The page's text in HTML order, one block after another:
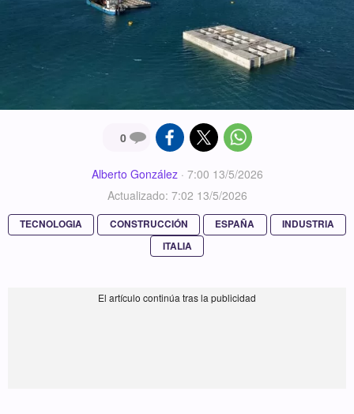
0
Alberto González· 7:00 13/5/2026
Actualizado: 7:02 13/5/2026
TECNOLOGIA CONSTRUCCIÓN ESPAÑA
INDUSTRIA
ITALIA